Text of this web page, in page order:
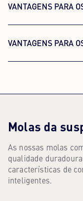
VANTAGENS PARA
cobertura de
VANTAGENS PARA
proteção
Molas da
MOLAS DA
As nossas molas
qualidade
características de
inteligentes.